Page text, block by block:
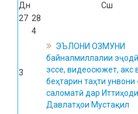
Дн
Сш
27 28
3
4
ЭЪЛОНИ ОЗМУНИ
байналмиллалии
эссе, видеосюжет, акс
беҳтарин таҳти унвони
саломатӣ дар Иттиҳоди
Давлатҳои Мустақил